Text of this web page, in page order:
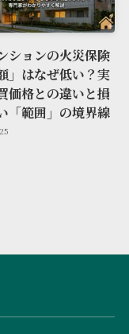
ションの火災保険
」はなぜ低い？実
価格との違いと損
「範囲」の境界線